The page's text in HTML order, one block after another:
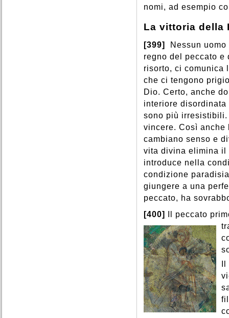
nomi, ad esempio
La vittoria della
[399]
Nessun
regno del peccato e
risorto, ci comunica
che ci tengono
Dio. Certo, anche
interiore disordinata
sono più irresistibili.
vincere. Così anche
cambiano senso e
vita divina elimina il
introduce nella
condizione
giungere a una
peccato, ha
[400]
Il peccato